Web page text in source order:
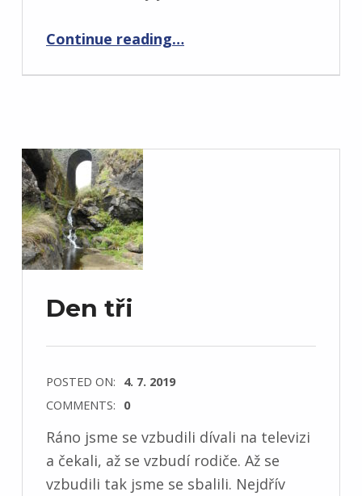
Continue reading…
Den tři
POSTED ON: 4. 7. 2019
COMMENTS: 0
Ráno jsme se vzbudili dívali na televizi
a čekali, až se vzbudí rodiče. Až se
vzbudili tak jsme se sbalili. Nejdřív